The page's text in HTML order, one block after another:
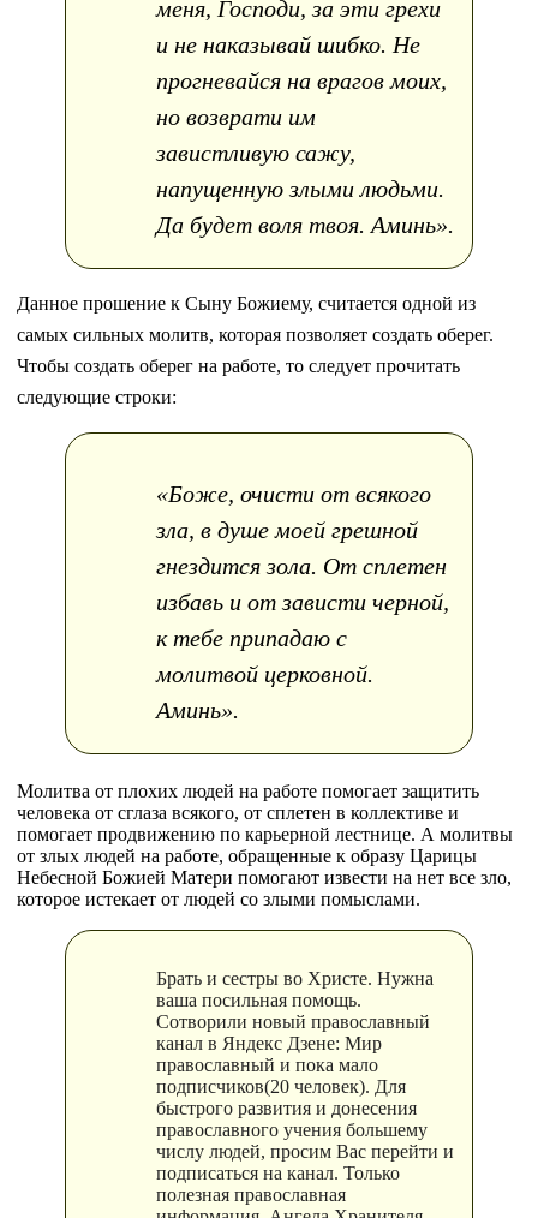
меня, Господи, за эти грехи
и не наказывай шибко. Не
прогневайся на врагов моих,
но возврати им
завистливую сажу,
напущенную злыми людьми.
Да будет воля твоя. Аминь».
Данное прошение к Сыну Божиему, считается одной из
самых сильных молитв, которая позволяет создать оберег.
Чтобы создать оберег на работе, то следует прочитать
следующие строки:
«Боже, очисти от всякого
зла, в душе моей грешной
гнездится зола. От сплетен
избавь и от зависти черной,
к тебе припадаю с
молитвой церковной.
Аминь».
Молитва от плохих людей на работе помогает защитить
человека от сглаза всякого, от сплетен в коллективе и
помогает продвижению по карьерной лестнице. А молитвы
от злых людей на работе, обращенные к образу Царицы
Небесной Божией Матери помогают извести на нет все зло,
которое истекает от людей со злыми помыслами.
Брать и сестры во Христе. Нужна
ваша посильная помощь.
Сотворили новый православный
канал в Яндекс Дзене: Мир
православный и пока мало
подписчиков(20 человек). Для
быстрого развития и донесения
православного учения большему
числу людей, просим Вас перейти и
подписаться на канал. Только
полезная православная